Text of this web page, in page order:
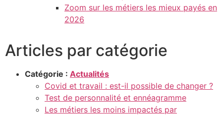
Zoom sur les métiers les mieux payés en
2026
Articles par catégorie
Catégorie : Actualités
Covid et travail : est-il possible de changer ?
Test de personnalité et ennéagramme
Les métiers les moins impactés par